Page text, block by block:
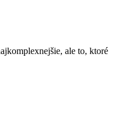
ale to, ktoré